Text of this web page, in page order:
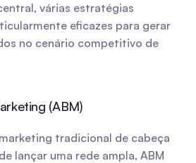
várias estratégias
eficazes para gerar
no cenário competitivo de
(ABM)
tradicional de cabeça
lançar uma rede ampla, ABM